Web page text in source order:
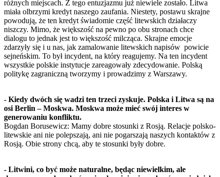
różnych miejscach. Z tego entuzjazmu już niewiele zostało. Litwa
miała olbrzymi kredyt naszego zaufania. Niestety, postawu skrajne
powodują, że ten kredyt świadomie część litewskich działaczy
niszczy. Mimo, że większość na pewno po obu stronach chce
dialogu to jednak jest to większość milcząca. Skrajne emocje
zdarzyły się i u nas, jak zamalowanie litewskich napisów powicie
sejneńskim. To był incydent, na który reagujemy. Na ten incydent
wszystkie polskie instytucje zareagowały zdecydowanie. Polską
politykę zagraniczną tworzymy i prowadzimy z Warszawy.
- Kiedy dwóch się wadzi ten trzeci zyskuje. Polska i Litwa są na
osi Berlin – Moskwa. Moskwa może mieć swój interes w
generowaniu konfliktu.
Bogdan Borusewicz: Mamy dobre stosunki z Rosją. Relacje polsko-
litewskie ani nie polepszają, ani nie pogarszają naszych kontaktów z
Rosją. Obie strony chcą, aby te stosunki były dobre.
- Litwini, co być może naturalne, będąc niewielkim, ale